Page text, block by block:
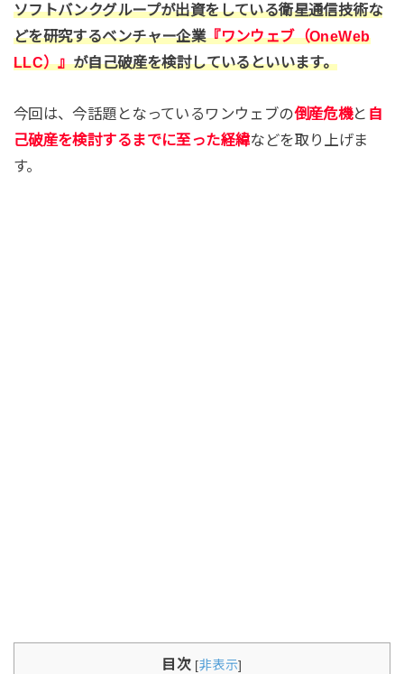
ソフトバンクグループが出資をしている衛星通信技術な
どを研究するベンチャー企業『ワンウェブ（OneWeb
LLC）』が自己破産を検討しているといいます。
今回は、今話題となっているワンウェブの倒産危機と 自
己破産を検討するまでに至った経緯などを取り上げま
す。
目次 [非表示]